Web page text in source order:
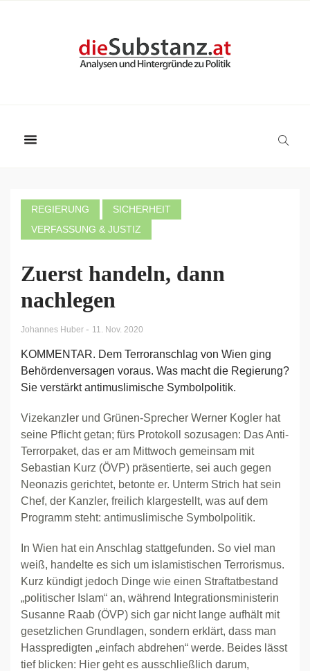
REGIERUNG
SICHERHEIT
VERFASSUNG & JUSTIZ
Zuerst handeln, dann
nachlegen
Johannes Huber - 11. Nov. 2020
KOMMENTAR. Dem Terroranschlag von Wien ging
Behördenversagen voraus. Was macht die Regierung?
Sie verstärkt antimuslimische Symbolpolitik.
Vizekanzler und Grünen-Sprecher Werner Kogler hat
seine Pflicht getan; fürs Protokoll sozusagen: Das Anti-
Terrorpaket, das er am Mittwoch gemeinsam mit
Sebastian Kurz (ÖVP) präsentierte, sei auch gegen
Neonazis gerichtet, betonte er. Unterm Strich hat sein
Chef, der Kanzler, freilich klargestellt, was auf dem
Programm steht: antimuslimische Symbolpolitik.
In Wien hat ein Anschlag stattgefunden. So viel man
weiß, handelte es sich um islamistischen Terrorismus.
Kurz kündigt jedoch Dinge wie einen Straftatbestand
„politischer Islam“ an, während Integrationsministerin
Susanne Raab (ÖVP) sich gar nicht lange aufhält mit
gesetzlichen Grundlagen, sondern erklärt, dass man
Hasspredigten „einfach abdrehen“ werde. Beides lässt
tief blicken: Hier geht es ausschließlich darum,